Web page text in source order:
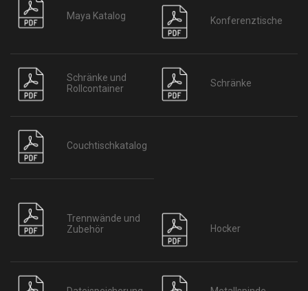
Maya Katalog Konferenztische
Schränke und
Rollcontainer
Schränke
Couchtischkatalog
Trennwände und
Zubehör
Hocker